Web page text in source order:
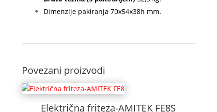
Dimenzije pakiranja 70x54x38h mm.
Povezani proizvodi
Električna friteza-AMITEK FE8S